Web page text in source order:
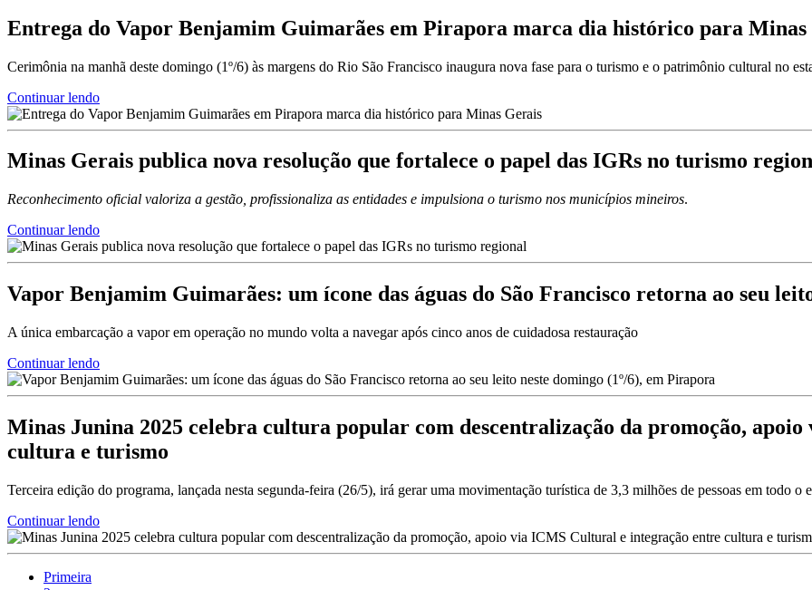
Entrega do Vapor Benjamim Guimarães em Pirapora marca dia histórico para Minas
Cerimônia na manhã deste domingo (1º/6) às margens do Rio São Francisco inaugura nova fase para o turismo e o patrimônio cultural no
Continuar lendo
Minas Gerais publica nova resolução que fortalece o papel das IGRs no turismo
Reconhecimento oficial valoriza a gestão, profissionaliza as entidades e impulsiona o turismo nos municípios mineiros.
Continuar lendo
Vapor Benjamim Guimarães: um ícone das águas do São Francisco retorna ao seu
A única embarcação a vapor em operação no mundo volta a navegar após cinco anos de cuidadosa restauração
Continuar lendo
Minas Junina 2025 celebra cultura popular com descentralização da promoção,
cultura e turismo
Terceira edição do programa, lançada nesta segunda-feira (26/5), irá gerar uma movimentação turística de 3,3 milhões de pessoas em todo o
Continuar lendo
Primeira